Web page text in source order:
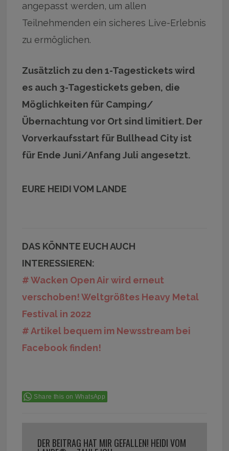
angepasst werden, um allen
Teilnehmenden ein sicheres Live-Erlebnis
zu ermöglichen.
Zusätzlich zu den 1-Tagestickets wird
es auch 3-Tagestickets geben, die
Möglichkeiten für Camping/
Übernachtung vor Ort sind limitiert. Der
Vorverkaufsstart für Bullhead City ist
für Ende Juni/Anfang Juli angesetzt.
EURE HEIDI VOM LANDE
DAS KÖNNTE EUCH AUCH
INTERESSIEREN:
# Wacken Open Air wird erneut
verschoben! Weltgrößtes Heavy Metal
Festival in 2022
# Artikel bequem im Newsstream bei
Facebook finden!
Share this on WhatsApp
DER BEITRAG HAT MIR GEFALLEN! HEIDI VOM